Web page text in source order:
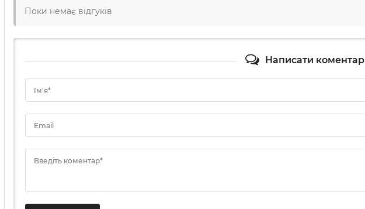
Поки немає відгуків
Написати коментар
Ім'я*
Email
Введіть коментар*